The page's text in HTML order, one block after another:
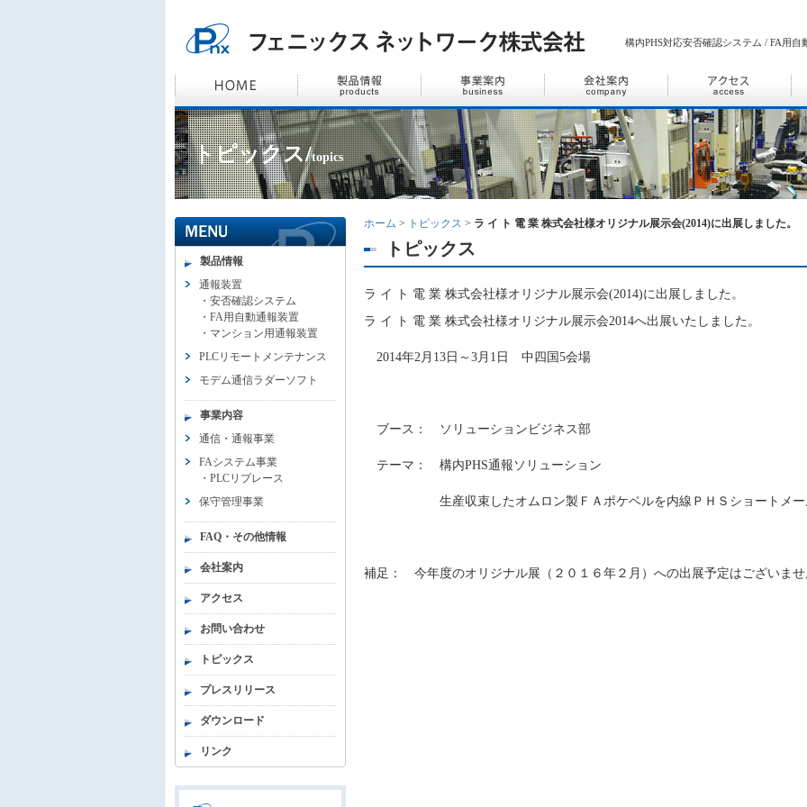
構内PHS対応安否確認システム / FA用
トピックス/topics
製品情報
通報装置
・ 安否確認システム
・ FA用自動通報装置
・ マンション用通報装置
PLCリモートメンテナンス
モデム通信ラダーソフト
事業内容
通信・通報事業
FAシステム事業
・ PLCリプレース
保守管理事業
FAQ・その他情報
会社案内
アクセス
お問い合わせ
トピックス
プレスリリース
ダウンロード
リンク
ホーム > トピックス > ラ イ ト 電 業 株式会社様オリジナル展示会(2014)に出展しました。
トピックス
ラ イ ト 電 業 株式会社様オリジナル展示会(2014)に出展しました。
ラ イ ト 電 業 株式会社様オリジナル展示会2014へ出展いたしました。
2014年2月13日～3月1日 中四国5会場
ブース： ソリューションビジネス部
テーマ： 構内PHS通報ソリューション
生産収束したオムロン製ＦＡポケベルを内線ＰＨＳショートメー
補足： 今年度のオリジナル展（２０１６年２月）への出展予定はございませ